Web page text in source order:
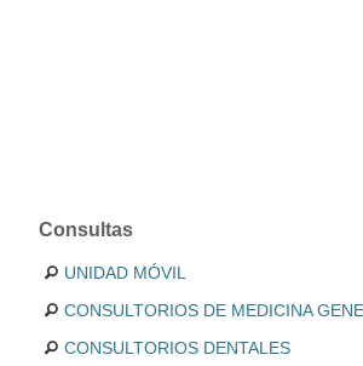
Consultas
UNIDAD MÓVIL
CONSULTORIOS DE MEDICINA
CONSULTORIOS DENTALES